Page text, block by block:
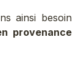
ainsi besoin
provenance